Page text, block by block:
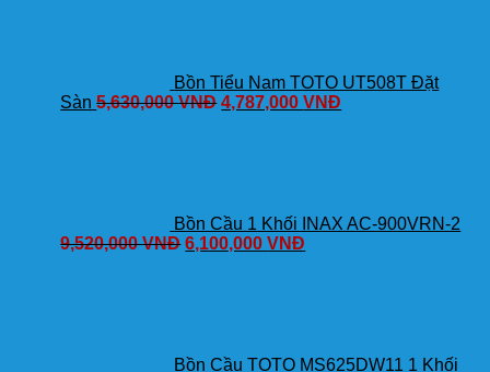
Bồn Tiểu Nam TOTO UT508T Đặt
Sàn 5,630,000VNĐ 4,787,000VNĐ
Bồn Cầu 1 Khối INAX AC-900VRN-2
9,520,000VNĐ 6,100,000VNĐ
Bồn Cầu TOTO MS625DW11 1 Khối